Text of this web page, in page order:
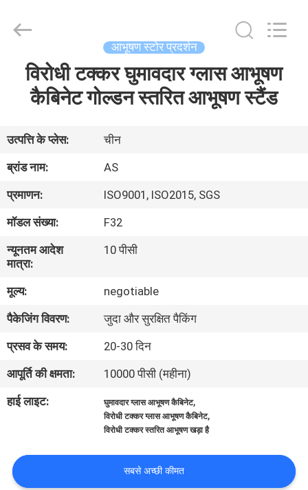
वीडियो
हमारे
बारे
में
कारखाना
भ्रमण
गुणवत्ता
नियंत्रण
करें
Ansheng
Display
Reserved.
आभूषण स्टोर प्रदर्शन
विरोधी टक्कर घुमावदार ग्लास आभूषण
कैबिनेट गोल्डन स्तरित आभूषण स्टैंड
उत्पत्ति के प्लेस:
चीन
ब्रांड नाम:
AS
प्रमाणन:
ISO9001, ISO2015, SGS
मॉडल संख्या:
F32
न्यूनतम आदेश
मात्रा:
10 पीसी
मूल्य:
negotiable
पैकेजिंग विवरण:
जुदा और सुरक्षित पैकिंग
प्रसव के समय:
20-30 दिन
आपूर्ति की क्षमता:
10000 पीसी (महीना)
हाई लाइट:
घुमावदार ग्लास आभूषण कैबिनेट,
विरोधी टक्कर ग्लास आभूषण कैबिनेट,
विरोधी टक्कर स्तरित आभूषण खड़ा है
सबसे अच्छी कीमत